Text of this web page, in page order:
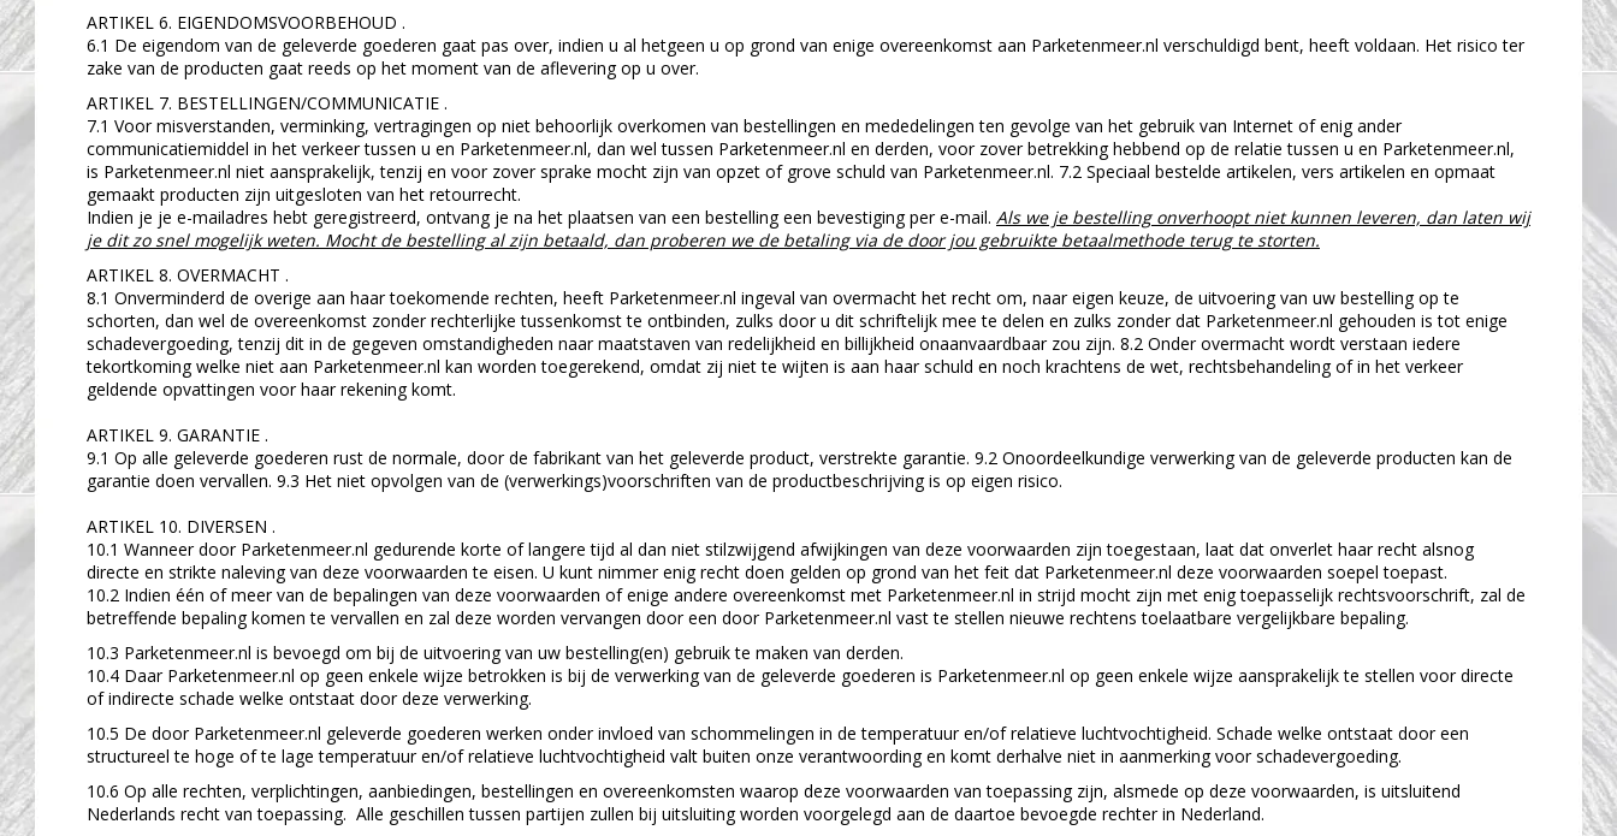
ARTIKEL 6. EIGENDOMSVOORBEHOUD .
6.1 De eigendom van de geleverde goederen gaat pas over, indien u al hetgeen u op grond van enige overeenkomst aan Parketenmeer.nl verschuldigd bent, heeft voldaan. Het risico ter
zake van de producten gaat reeds op het moment van de aflevering op u over.
ARTIKEL 7. BESTELLINGEN/COMMUNICATIE .
7.1 Voor misverstanden, verminking, vertragingen op niet behoorlijk overkomen van bestellingen en mededelingen ten gevolge van het gebruik van Internet of enig ander
communicatiemiddel in het verkeer tussen u en Parketenmeer.nl, dan wel tussen Parketenmeer.nl en derden, voor zover betrekking hebbend op de relatie tussen u en Parketenmeer.nl,
is Parketenmeer.nl niet aansprakelijk, tenzij en voor zover sprake mocht zijn van opzet of grove schuld van Parketenmeer.nl. 7.2 Speciaal bestelde artikelen, vers artikelen en opmaat
gemaakt producten zijn uitgesloten van het retourrecht.
Indien je je e-mailadres hebt geregistreerd, ontvang je na het plaatsen van een bestelling een bevestiging per e-mail. Als we je bestelling onverhoopt niet kunnen leveren, dan laten wij
je dit zo snel mogelijk weten. Mocht de bestelling al zijn betaald, dan proberen we de betaling via de door jou gebruikte betaalmethode terug te storten.
ARTIKEL 8. OVERMACHT .
8.1 Onverminderd de overige aan haar toekomende rechten, heeft Parketenmeer.nl ingeval van overmacht het recht om, naar eigen keuze, de uitvoering van uw bestelling op te
schorten, dan wel de overeenkomst zonder rechterlijke tussenkomst te ontbinden, zulks door u dit schriftelijk mee te delen en zulks zonder dat Parketenmeer.nl gehouden is tot enige
schadevergoeding, tenzij dit in de gegeven omstandigheden naar maatstaven van redelijkheid en billijkheid onaanvaardbaar zou zijn. 8.2 Onder overmacht wordt verstaan iedere
tekortkoming welke niet aan Parketenmeer.nl kan worden toegerekend, omdat zij niet te wijten is aan haar schuld en noch krachtens de wet, rechtsbehandeling of in het verkeer
geldende opvattingen voor haar rekening komt.
ARTIKEL 9. GARANTIE .
9.1 Op alle geleverde goederen rust de normale, door de fabrikant van het geleverde product, verstrekte garantie. 9.2 Onoordeelkundige verwerking van de geleverde producten kan de
garantie doen vervallen. 9.3 Het niet opvolgen van de (verwerkings)voorschriften van de productbeschrijving is op eigen risico.
ARTIKEL 10. DIVERSEN .
10.1 Wanneer door Parketenmeer.nl gedurende korte of langere tijd al dan niet stilzwijgend afwijkingen van deze voorwaarden zijn toegestaan, laat dat onverlet haar recht alsnog
directe en strikte naleving van deze voorwaarden te eisen. U kunt nimmer enig recht doen gelden op grond van het feit dat Parketenmeer.nl deze voorwaarden soepel toepast.
10.2 Indien één of meer van de bepalingen van deze voorwaarden of enige andere overeenkomst met Parketenmeer.nl in strijd mocht zijn met enig toepasselijk rechtsvoorschrift, zal de
betreffende bepaling komen te vervallen en zal deze worden vervangen door een door Parketenmeer.nl vast te stellen nieuwe rechtens toelaatbare vergelijkbare bepaling.
10.3 Parketenmeer.nl is bevoegd om bij de uitvoering van uw bestelling(en) gebruik te maken van derden.
10.4 Daar Parketenmeer.nl op geen enkele wijze betrokken is bij de verwerking van de geleverde goederen is Parketenmeer.nl op geen enkele wijze aansprakelijk te stellen voor directe
of indirecte schade welke ontstaat door deze verwerking.
10.5 De door Parketenmeer.nl geleverde goederen werken onder invloed van schommelingen in de temperatuur en/of relatieve luchtvochtigheid. Schade welke ontstaat door een
structureel te hoge of te lage temperatuur en/of relatieve luchtvochtigheid valt buiten onze verantwoording en komt derhalve niet in aanmerking voor schadevergoeding.
10.6 Op alle rechten, verplichtingen, aanbiedingen, bestellingen en overeenkomsten waarop deze voorwaarden van toepassing zijn, alsmede op deze voorwaarden, is uitsluitend
Nederlands recht van toepassing. Alle geschillen tussen partijen zullen bij uitsluiting worden voorgelegd aan de daartoe bevoegde rechter in Nederland.